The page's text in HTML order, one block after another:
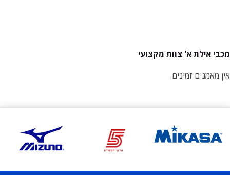
מכבי אילת א' צוות מקצועי
אין מאמנים זמינים.